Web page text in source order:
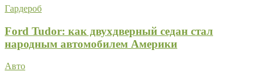
Гардероб
Ford Tudor: как двухдверный седан стал
народным автомобилем Америки
Авто